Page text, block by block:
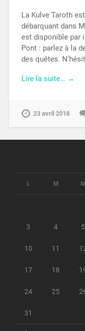
La Kulve Taroth
débarquant dans
est disponible par
Pont : parlez à la
des quêtes.
Lire la suite… →
23 avril 2018
L M M
3 4 5
10 11
17 18
24 25
31